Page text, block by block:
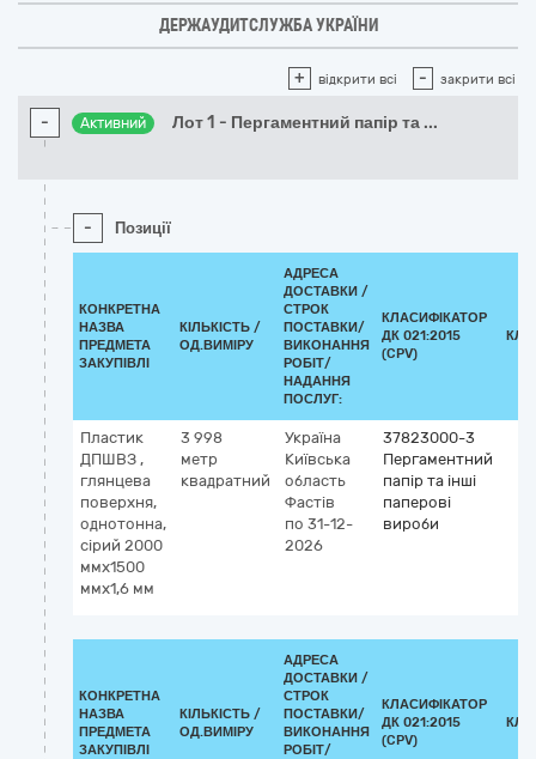
ДЕРЖАУДИТСЛУЖБА УКРАЇНИ
+ відкрити всі - закрити всі
- Активний Лот 1 - Пергаментний папір та ...
- Позиції
КОНКРЕТНА
НАЗВА
ПРЕДМЕТА
ЗАКУПІВЛІ
КІЛЬКІСТЬ /
ОД.ВИМІРУ
АДРЕСА
ДОСТАВКИ /
СТРОК
ПОСТАВКИ/
ВИКОНАННЯ
РОБІТ/
НАДАННЯ
ПОСЛУГ:
КЛАСИФІКАТОР
ДК 021:2015
(CPV)
Пластик
ДПШВЗ ,
глянцева
поверхня,
однотонна,
сірий 2000
ммх1500
ммх1,6 мм
3 998
метр
квадратний
Україна
Київська
область
Фастів
по 31-12-
2026
37823000-3
Пергаментний
папір та інші
паперові
вироби
КОНКРЕТНА
НАЗВА
ПРЕДМЕТА
ЗАКУПІВЛІ
КІЛЬКІСТЬ /
ОД.ВИМІРУ
АДРЕСА
ДОСТАВКИ /
СТРОК
ПОСТАВКИ/
ВИКОНАННЯ
РОБІТ/
КЛАСИФІКАТОР
ДК 021:2015
(CPV)